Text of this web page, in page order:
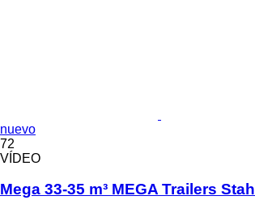
nuevo
72
VÍDEO
Mega 33-35 m³ MEGA Trailers